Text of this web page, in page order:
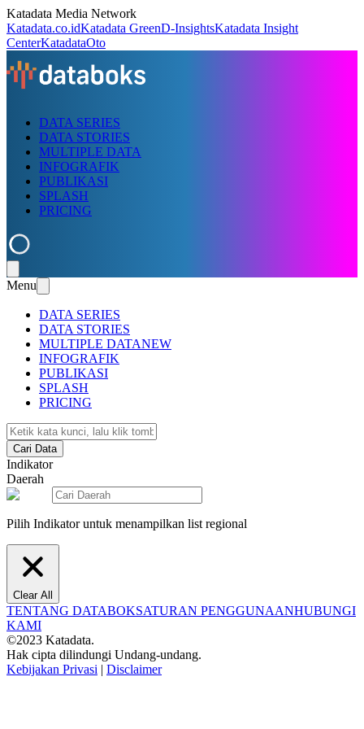
Katadata Media Network
Katadata.co.idKatadata GreenD-InsightsKatadata Insight
CenterKatadataOto
DATA SERIES
DATA STORIES
MULTIPLE DATA
INFOGRAFIK
PUBLIKASI
SPLASH
PRICING
Menu
DATA SERIES
DATA STORIES
MULTIPLE DATANEW
INFOGRAFIK
PUBLIKASI
SPLASH
PRICING
Cari Data
Indikator
Daerah
Pilih Indikator untuk menampilkan list regional
Clear All
TENTANG DATABOKSATURAN PENGGUNAANHUBUNGI
KAMI
©2023 Katadata.
Hak cipta dilindungi Undang-undang.
Kebijakan Privasi | Disclaimer